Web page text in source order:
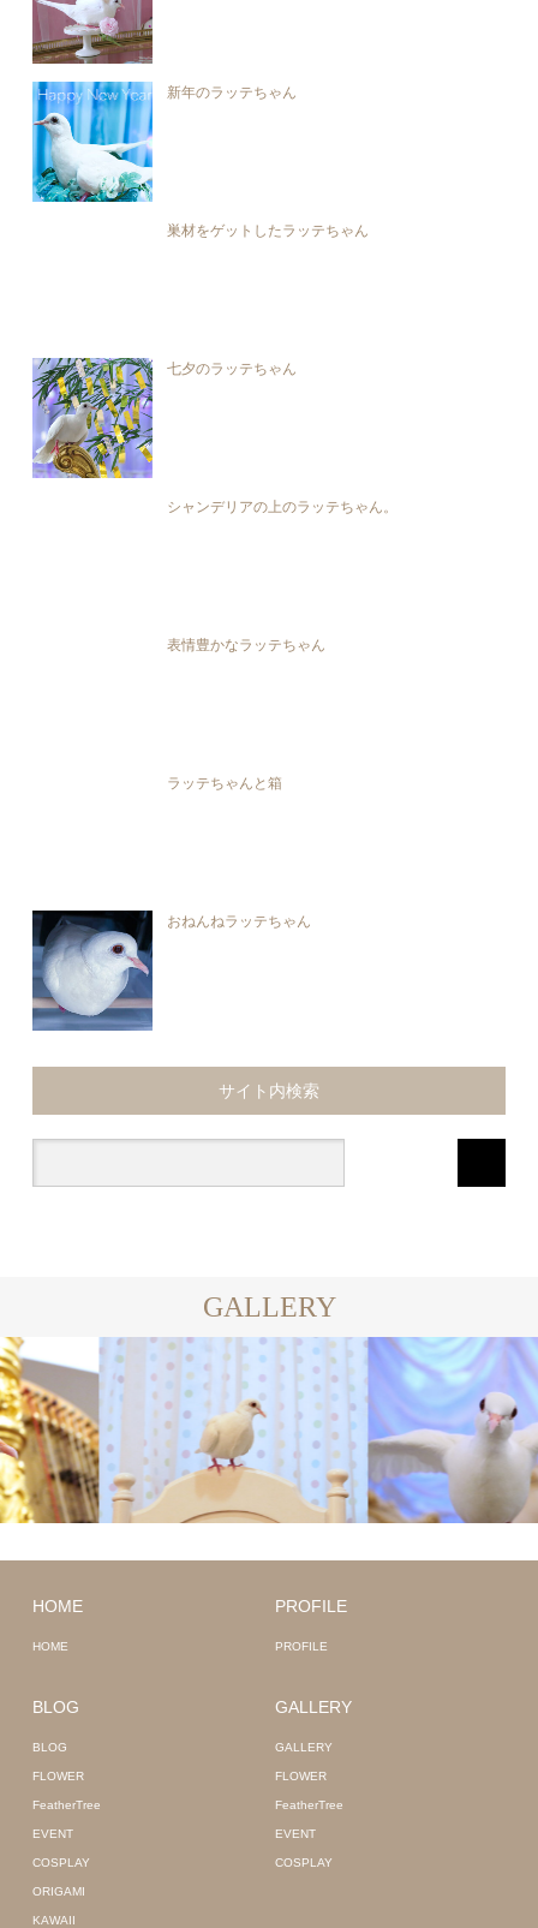
新年のラッテちゃん
巣材をゲットしたラッテちゃん
七夕のラッテちゃん
シャンデリアの上のラッテちゃん。
表情豊かなラッテちゃん
ラッテちゃんと箱
おねんねラッテちゃん
サイト内検索
GALLERY
HOME
HOME
PROFILE
PROFILE
BLOG
BLOG
FLOWER
FeatherTree
EVENT
COSPLAY
ORIGAMI
KAWAII
GALLERY
GALLERY
FLOWER
FeatherTree
EVENT
COSPLAY